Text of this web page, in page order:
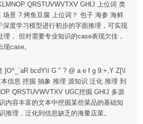
QRSTUVWVTXV GHIJ 上位词 类
场景 ? 烤鱼豆腐 上位词？ 包子 海参 海鲜
深度学习模型进行初步的字面推理，可实现
， 但对需要专业知识的case表现欠佳，
case。
]O^_`aR bcdY\I G " ? @ a e f g 9:+,Y Z[\I
信息 挖掘 抽象 推理 源知识 泛化 推理 到
QRSTUVWVTXV UGC挖掘 GHIJ 多源
内容丰富的文本中挖掘某些菜品的基础知
推理，泛化到信息缺乏的海量店菜。